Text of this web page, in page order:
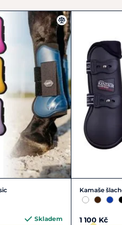
Skladem
Kamaše
1 100 Kč